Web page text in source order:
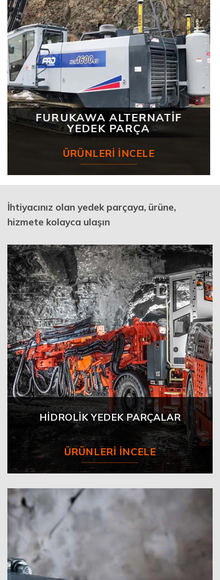
FURUKAWA ALTERNATİF
YEDEK PARÇA
ÜRÜNLERI İNCELE
İhtiyacınız olan yedek parçaya, ürüne,
hizmete kolayca ulaşın
HİDROLİK YEDEK PARÇALAR
ÜRÜNLERI İNCELE